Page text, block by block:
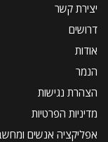
יצירת קשר
דרושים
אודות
הנמר
הצהרת נגישות
מדיניות הפרטיות
אפליקציה אנשים